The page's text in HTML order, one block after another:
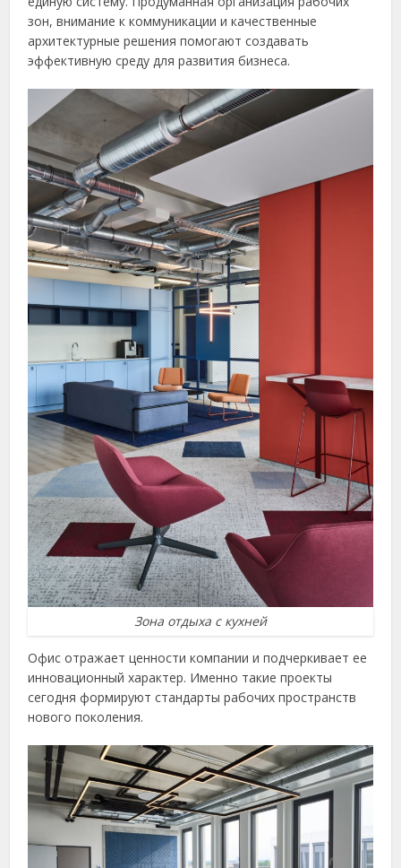
зон, внимание к коммуникации и качественные
архитектурные решения помогают создавать
эффективную среду для развития бизнеса.
Зона отдыха с кухней
Офис отражает ценности компании и подчеркивает ее
инновационный характер. Именно такие проекты
сегодня формируют стандарты рабочих пространств
нового поколения.